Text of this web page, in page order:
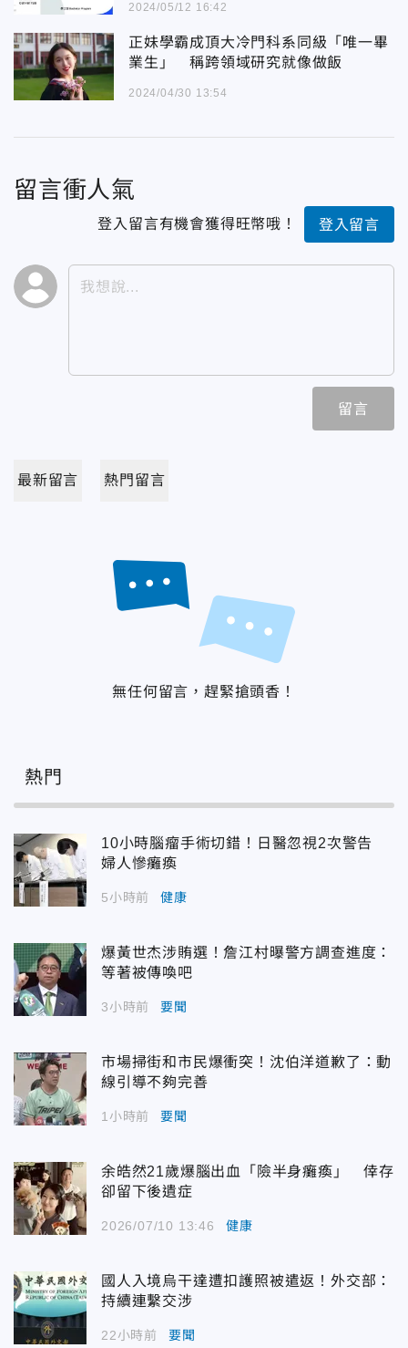
2024/05/12 16:42
正妹學霸成頂大冷門科系同級「唯一畢
業生」 稱跨領域研究就像做飯
2024/04/30 13:54
留言衝人氣
登入留言有機會獲得旺幣哦！ 登入留言
留言
最新留言 熱門留言
無任何留言，趕緊搶頭香！
熱門
10小時腦瘤手術切錯！日醫忽視2次警告
婦人慘癱瘓
5小時前 健康
爆黃世杰涉賄選！詹江村曝警方調查進度：
等著被傳喚吧
3小時前 要聞
市場掃街和市民爆衝突！沈伯洋道歉了：動
線引導不夠完善
1小時前 要聞
余皓然21歲爆腦出血「險半身癱瘓」 倖存
卻留下後遺症
2026/07/10 13:46 健康
國人入境烏干達遭扣護照被遣返！外交部：
持續連繫交涉
22小時前 要聞